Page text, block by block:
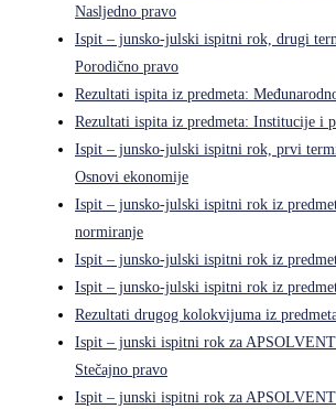
Nasljedno pravo
Ispit – junsko-julski ispitni rok, drugi
Porodično pravo
Rezultati ispita iz predmeta:
Rezultati ispita iz predmeta: Institucije i
Ispit – junsko-julski ispitni rok, prvi
Osnovi ekonomije
Ispit – junsko-julski ispitni rok iz
normiranje
Ispit – junsko-julski ispitni rok iz
Ispit – junsko-julski ispitni rok iz
Rezultati drugog kolokvijuma iz
Ispit – junski ispitni rok za
Stečajno pravo
Ispit – junski ispitni rok za